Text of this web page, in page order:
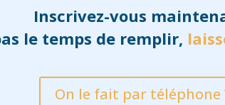
Inscrivez-vous
le temps de remplir,
On le fait par téléphone